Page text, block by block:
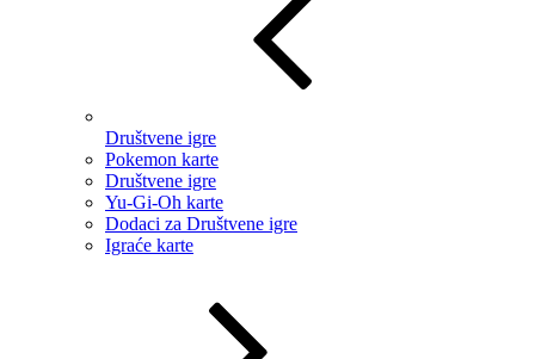
Društvene igre
Pokemon karte
Društvene igre
Yu-Gi-Oh karte
Dodaci za Društvene igre
Igraće karte